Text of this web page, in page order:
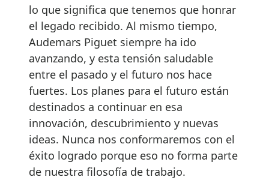
lo que significa que tenemos que honrar
el legado recibido. Al mismo tiempo,
Audemars Piguet siempre ha ido
avanzando, y esta tensión saludable
entre el pasado y el futuro nos hace
fuertes. Los planes para el futuro están
destinados a continuar en esa
innovación, descubrimiento y nuevas
ideas. Nunca nos conformaremos con el
éxito logrado porque eso no forma parte
de nuestra filosofía de trabajo.